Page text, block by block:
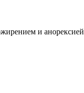
и анорексией